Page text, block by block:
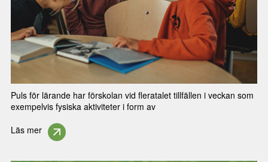
Puls för lärande har förskolan vid fleratalet tillfällen i veckan som
exempelvis fysiska aktiviteter i form av
Läs mer